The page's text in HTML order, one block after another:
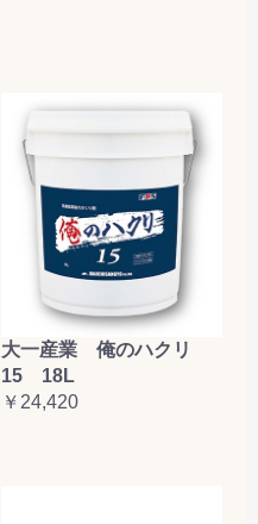
大一産業 俺のハクリ
15 18L
￥24,420